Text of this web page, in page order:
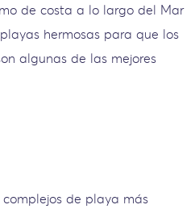
de costa a lo largo del Mar
hermosas para que los
algunas de las mejores
complejos de playa más